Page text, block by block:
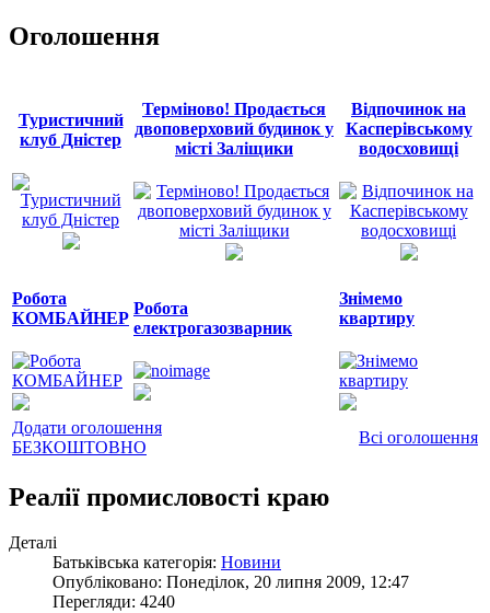
Оголошення
Туристичний
клуб Дністер
Терміново! Продається
двоповерховий будинок у
місті Заліщики
Відпочинок на
Касперівському
водосховищі
Робота
КОМБАЙНЕР
Робота
електрогазозварник
Знімемо
квартиру
Додати оголошення
БЕЗКОШТОВНО
Всі оголошення
Реалії промисловості краю
Деталі
Батьківська категорія: Новини
Опубліковано: Понеділок, 20 липня 2009, 12:47
Перегляди: 4240